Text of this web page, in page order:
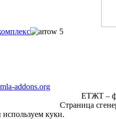
5
addons.org
ЕТЖТ –
Страница
куки.